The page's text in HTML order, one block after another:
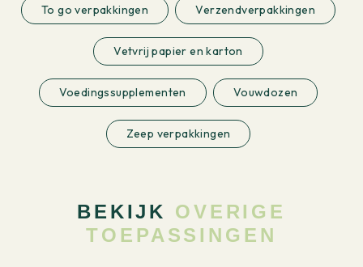
To go verpakkingen Verzendverpakkingen
Vetvrij papier en karton
Voedingssupplementen Vouwdozen
Zeep verpakkingen
BEKIJK OVERIGE
TOEPASSINGEN